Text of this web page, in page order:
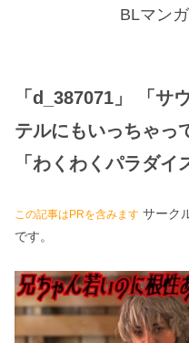
BLマン
「d_387071」 「サ
テルにもいっちゃっ
「わくわくパラダイ
この記事はPRを含みます サーク
です。